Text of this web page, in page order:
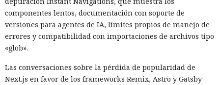
automática.
represalias contra EE. UU. a
través de Palo Alto Networks
12:43 / 07.08.2026
componentes lentos, documentación con soporte de
versiones para agentes de IA, límites propios de manejo de
errores y compatibilidad con importaciones de archivos tipo
«glob».
Las conversaciones sobre la pérdida de popularidad de
Next.js en favor de los frameworks Remix, Astro y Gatsby